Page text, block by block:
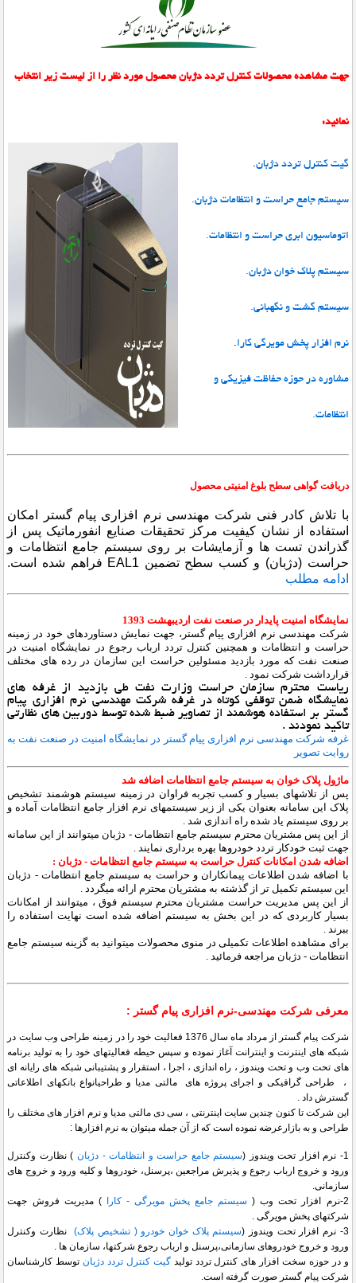
جهت مشاهده محصولات کنترل تردد دژبان محصول مورد نظر را از لیست زیر انتخاب
نمائید:
گیت کنترل تردد دژبان.
سیستم جامع حراست و انتظامات دژبان.
اتوماسیون ابری حراست و انتظامات.
سیستم پلاک خوان دژبان.
سیستم گشت و نگهبانی.
نرم افزار پخش مویرگی کارا.
مشاوره در حوزه حفاظت فیزیکی و
انتظامات.
دریافت گواهی سطح بلوغ امنیتی محصول
با تلاش کادر فنی شرکت مهندسی نرم افزاری پیام گستر امکان
استفاده از نشان کیفیت مرکز تحقیقات صنایع انفورماتیک پس از
گذراندن تست ها و آزمایشات بر روی سیستم جامع انتظامات و
حراست(دژبان) و کسب سطح تضمین EAL1 فراهم شده است.
ادامه مطلب
نمایشگاه امنیت پایدار در صنعت نفت اردیبهشت 1393
شرکت مهندسی نرم افزاری پیام گستر، جهت نمایش دستاوردهای خود در زمینه
حراست و انتظامات و همچنین کنترل تردد ارباب رجوع در نمایشگاه امنیت در
صنعت نفت که مورد بازدید مسئولین حراست این سازمان در رده های مختلف
قرارداشت شرکت نمود .
ریاست محترم سازمان حراست وزارت نفت طی بازدید از غرفه های
نمایشگاه ضمن توقفی کوتاه در غرفه شرکت مهندسی نرم افزاری پیام
گستر بر استفاده هوشمند از تصاویر ضبط شده توسط دوربین های نظارتی
تاکید نمودند .
غرفه شرکت مهندسی نرم افزاری پیام گستر در نمایشگاه امنیت در صنعت نفت به
روایت تصویر
ماژول پلاک خوان به سیستم جامع انتظامات اضافه شد
پس از تلاشهای بسیار و کسب تجربه فراوان در زمینه سیستم هوشمند تشخیص
پلاک این سامانه بعنوان یکی از زیر سیستمهای نرم افزار جامع انتظامات آماده و
بر روی سیستم یاد شده راه اندازی شد .
از این پس مشتریان محترم سیستم جامع انتظامات - دژبان میتوانند از این سامانه
جهت ثبت خودکار تردد خودروها بهره برداری نمایند .
اضافه شدن امکانات کنترل حراست به سیستم جامع انتظامات - دژبان :
با اضافه شدن اطلاعات پیمانکاران و حراست به سیستم جامع انتظامات - دژبان
این سیستم تکمیل تر از گذشته به مشتریان محترم ارائه میگردد .
از این پس مدیریت حراست مشتریان محترم سیستم فوق ، میتوانند از امکانات
بسیار کاربردی که در این بخش به سیستم اضافه شده است نهایت استفاده را
ببرند .
برای مشاهده اطلاعات تکمیلی در منوی محصولات میتوانید به گزینه سیستم جامع
انتظامات - دژبان مراجعه فرمائید .
معرفی شرکت مهندسی-نرم افزاری پیام گستر :
شرکت پیام گستر از مرداد ماه سال 1376 فعالیت خود را در زمینه طراحی وب سایت در
شبکه های اینترنت و اینترانت آغاز نموده و سپس حیطه فعالیتهای خود را به تولید برنامه
های تحت وب و تحت ویندوز ، راه اندازی ، اجرا ، استقرار و پشتیبانی شبکه های رایانه ای
، طراحی گرافیکی و اجرای پروژه های مالتی مدیا و طراحیانواع بانکهای اطلاعاتی
گسترش داد .
این شرکت تا کنون چندین سایت اینترنتی ، سی دی مالتی مدیا و نرم افزار های مختلف را
طراحی و به بازارعرضه نموده است که از آن جمله میتوان به نرم افزارها :
1- نرم افزار تحت ویندوز ( سیستم جامع حراست و انتظامات - دژبان ) نظارت وکنترل
ورود و خروج ارباب رجوع و پذیرش مراجعین ،پرسنل، خودروها و کلیه ورود و خروج های
سازمانی.
2-نرم افزار تحت وب (
سیستم جامع پخش مویرگی - کارا
) مدیریت فروش جهت
شرکتهای پخش مویرگی .
3- نرم افزار تحت ویندوز (
سیستم پلاک خوان خودرو ( تشخیص پلاک)نظارت وکنترل
ورود و خروج خودروهای سازمانی،پرسنل و ارباب رجوع شرکتها، سازمان ها .
و در حوزه سخت افزار های کنترل تردد تولیدگیت کنترل تردد دژبانتوسط کارشناسان
شرکت پیام گستر صورت گرفته است.